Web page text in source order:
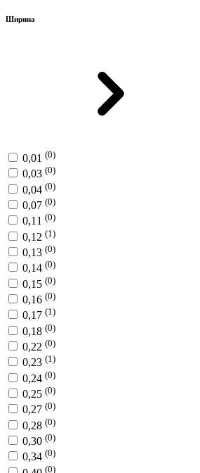
Ширина
0,01 (0)
0,03 (0)
0,04 (0)
0,07 (0)
0,11 (0)
0,12 (1)
0,13 (0)
0,14 (0)
0,15 (0)
0,16 (0)
0,17 (1)
0,18 (0)
0,22 (0)
0,23 (1)
0,24 (0)
0,25 (0)
0,27 (0)
0,28 (0)
0,30 (0)
0,34 (0)
(0)